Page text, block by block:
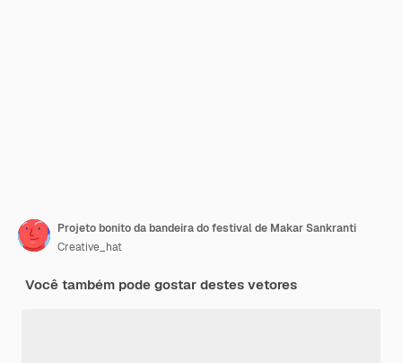
Projeto bonito da bandeira do festival de Makar Sankranti
Creative_hat
Você também pode gostar destes vetores